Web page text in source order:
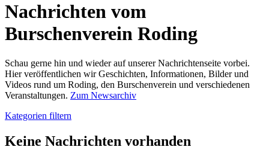
Nachrichten vom
Burschenverein Roding
Schau gerne hin und wieder auf unserer Nachrichtenseite vorbei.
Hier veröffentlichen wir Geschichten, Informationen, Bilder und
Videos rund um Roding, den Burschenverein und verschiedenen
Veranstaltungen. Zum Newsarchiv
Kategorien filtern
Keine Nachrichten vorhanden